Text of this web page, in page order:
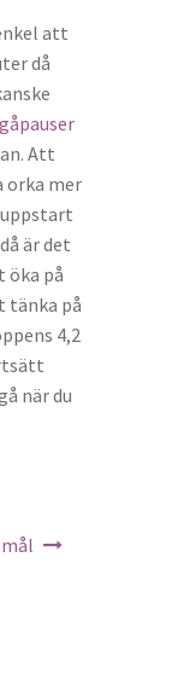
att
då
Att
orka mer
är det
öka på
tänka på
4,2
när du